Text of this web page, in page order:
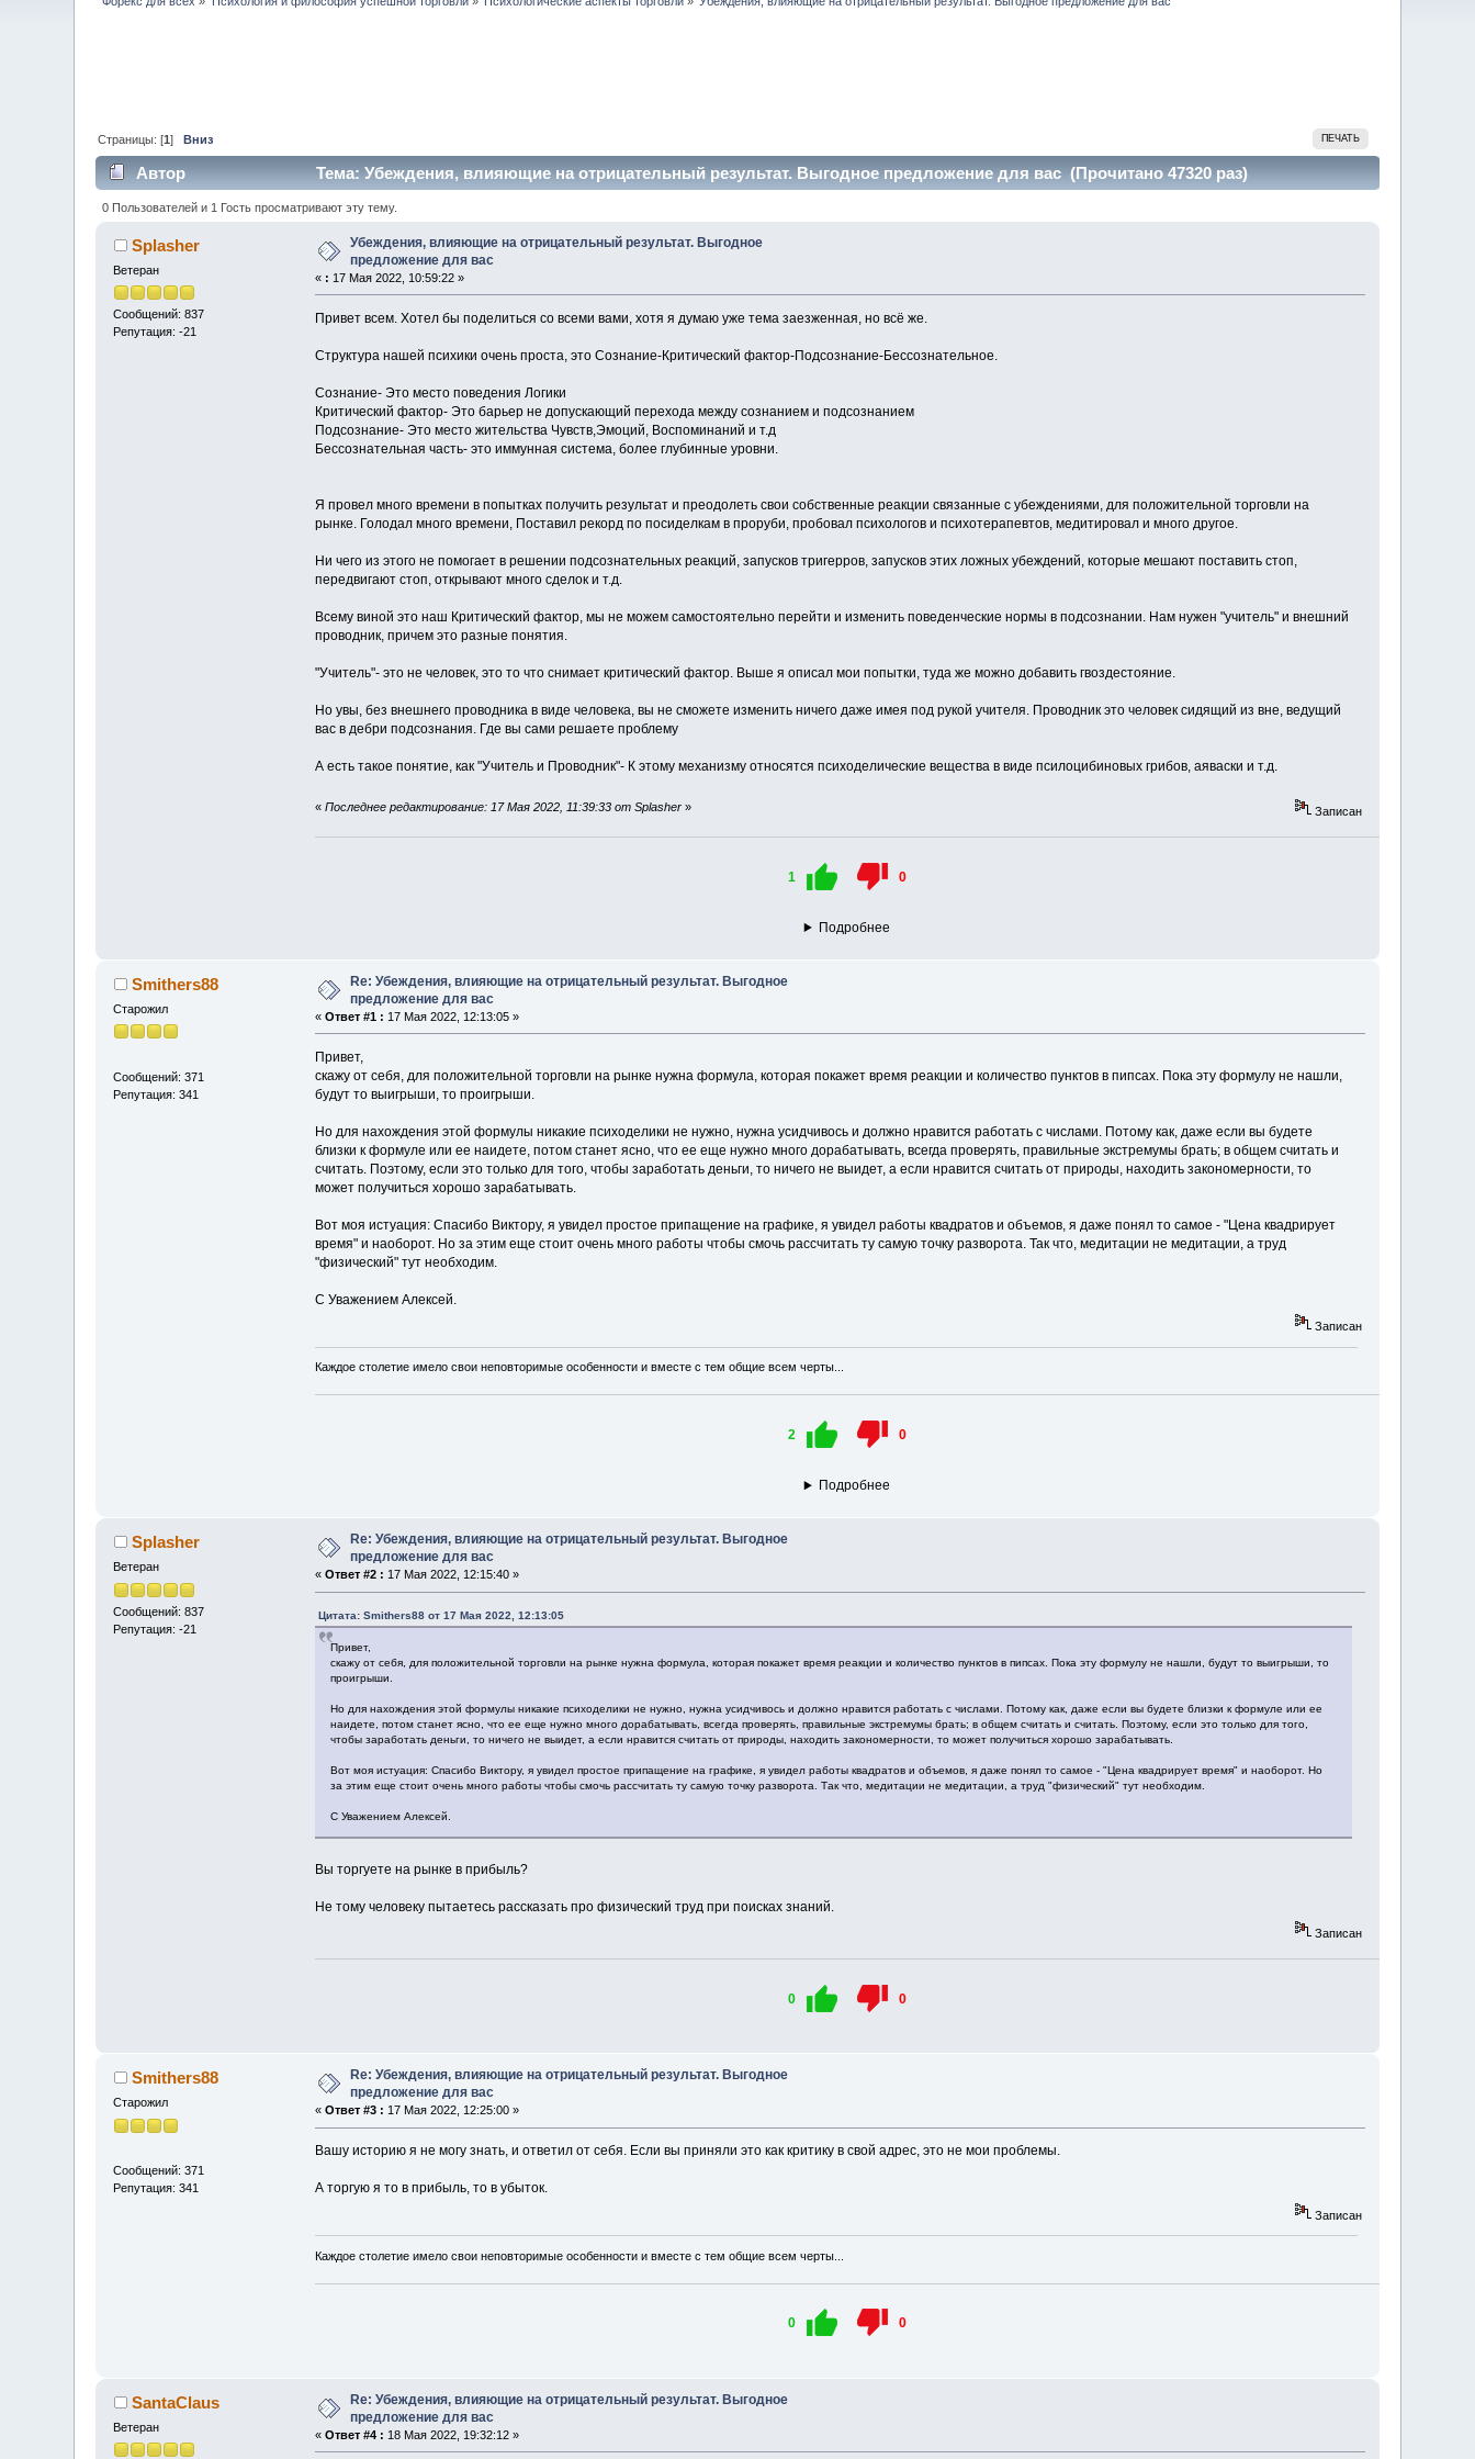
ПЕЧАТЬ
Страницы: [1]Вниз
Автор Тема: Убеждения, влияющие на отрицательный результат. Выгодное предложение для вас (Прочитано 47320 раз)
0 Пользователей и 1 Гость просматривают эту тему.
Splasher
Ветеран
Сообщений: 837
Репутация: -21
Убеждения, влияющие на отрицательный результат. Выгодное
предложение для вас
« : 17 Мая 2022, 10:59:22 »
Привет всем. Хотел бы поделиться со всеми вами, хотя я думаю уже тема заезженная, но всё же.
Структура нашей психики очень проста, это Сознание-Критический фактор-Подсознание-Бессознательное.
Сознание- Это место поведения Логики
Критический фактор- Это барьер не допускающий перехода между сознанием и подсознанием
Подсознание- Это место жительства Чувств,Эмоций, Воспоминаний и т.д
Бессознательная часть- это иммунная система, более глубинные уровни.
Я провел много времени в попытках получить результат и преодолеть свои собственные реакции связанные с убеждениями, для положительной торговли на
рынке. Голодал много времени, Поставил рекорд по посиделкам в проруби, пробовал психологов и психотерапевтов, медитировал и много другое.
Ни чего из этого не помогает в решении подсознательных реакций, запусков тригерров, запусков этих ложных убеждений, которые мешают поставить стоп,
передвигают стоп, открывают много сделок и т.д.
Всему виной это наш Критический фактор, мы не можем самостоятельно перейти и изменить поведенческие нормы в подсознании. Нам нужен "учитель" и внешний
проводник, причем это разные понятия.
"Учитель"- это не человек, это то что снимает критический фактор. Выше я описал мои попытки, туда же можно добавить гвоздестояние.
Но увы, без внешнего проводника в виде человека, вы не сможете изменить ничего даже имея под рукой учителя. Проводник это человек сидящий из вне, ведущий
вас в дебри подсознания. Где вы сами решаете проблему
А есть такое понятие, как "Учитель и Проводник"- К этому механизму относятся психоделические вещества в виде псилоцибиновых грибов, аяваски и т.д.
« Последнее редактирование: 17 Мая 2022, 11:39:33 от Splasher» Записан
1 0
Подробнее
Smithers88
Старожил
Сообщений: 371
Репутация: 341
Re: Убеждения, влияющие на отрицательный результат. Выгодное
предложение для вас
« Ответ #1 : 17 Мая 2022, 12:13:05 »
Привет,
скажу от себя, для положительной торговли на рынке нужна формула, которая покажет время реакции и количество пунктов в пипсах. Пока эту формулу не нашли,
будут то выигрыши, то проигрыши.
Но для нахождения этой формулы никакие психоделики не нужно, нужна усидчивось и должно нравится работать с числами. Потому как, даже если вы будете
близки к формуле или ее наидете, потом станет ясно, что ее еще нужно много дорабатывать, всегда проверять, правильные экстремумы брать; в общем считать и
считать. Поэтому, если это только для того, чтобы заработать деньги, то ничего не выидет, а если нравится считать от природы, находить закономерности, то
может получиться хорошо зарабатывать.
Вот моя истуация: Спасибо Виктору, я увидел простое припащение на графике, я увидел работы квадратов и объемов, я даже понял то самое - "Цена квадрирует
время" и наоборот. Но за этим еще стоит очень много работы чтобы смочь рассчитать ту самую точку разворота. Так что, медитации не медитации, а труд
"физический" тут необходим.
С Уважением Алексей.
Записан
Каждое столетие имело свои неповторимые особенности и вместе с тем общие всем черты...
2 0
Подробнее
Splasher
Ветеран
Сообщений: 837
Репутация: -21
Re: Убеждения, влияющие на отрицательный результат. Выгодное
предложение для вас
« Ответ #2 : 17 Мая 2022, 12:15:40 »
Цитата: Smithers88 от 17 Мая 2022, 12:13:05
Привет,
скажу от себя, для положительной торговли на рынке нужна формула, которая покажет время реакции и количество пунктов в пипсах. Пока эту формулу не нашли, будут то выигрыши, то
проигрыши.
Но для нахождения этой формулы никакие психоделики не нужно, нужна усидчивось и должно нравится работать с числами. Потому как, даже если вы будете близки к формуле или ее
наидете, потом станет ясно, что ее еще нужно много дорабатывать, всегда проверять, правильные экстремумы брать; в общем считать и считать. Поэтому, если это только для того,
чтобы заработать деньги, то ничего не выидет, а если нравится считать от природы, находить закономерности, то может получиться хорошо зарабатывать.
Вот моя истуация: Спасибо Виктору, я увидел простое припащение на графике, я увидел работы квадратов и объемов, я даже понял то самое - "Цена квадрирует время" и наоборот. Но
за этим еще стоит очень много работы чтобы смочь рассчитать ту самую точку разворота. Так что, медитации не медитации, а труд "физический" тут необходим.
С Уважением Алексей.
Вы торгуете на рынке в прибыль?
Не тому человеку пытаетесь рассказать про физический труд при поисках знаний.
Записан
0 0
Smithers88
Старожил
Сообщений: 371
Репутация: 341
Re: Убеждения, влияющие на отрицательный результат. Выгодное
предложение для вас
« Ответ #3 : 17 Мая 2022, 12:25:00 »
Вашу историю я не могу знать, и ответил от себя. Если вы приняли это как критику в свой адрес, это не мои проблемы.
А торгую я то в прибыль, то в убыток.
Записан
Каждое столетие имело свои неповторимые особенности и вместе с тем общие всем черты...
0 0
SantaClaus
Ветеран
Re: Убеждения, влияющие на отрицательный результат. Выгодное
предложение для вас
« Ответ #4 : 18 Мая 2022, 19:32:12 »